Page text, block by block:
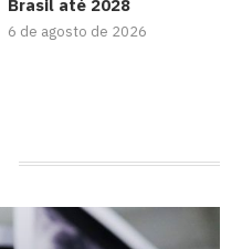
Brasil até 2028
6 de agosto de 2026